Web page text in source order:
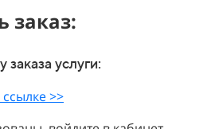
заказ:
заказа услуги:
>>